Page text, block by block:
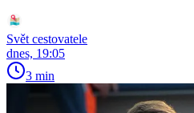
Svět cestovatele
dnes, 19:05
3 min